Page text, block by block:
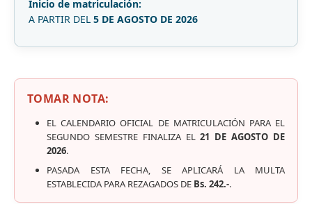
Inicio de matriculación:
A PARTIR DEL 5 DE AGOSTO DE 2026
TOMAR NOTA:
EL CALENDARIO OFICIAL DE MATRICULACIÓN PARA EL
SEGUNDO SEMESTRE FINALIZA EL21 DE AGOSTO DE
2026.
PASADA ESTA FECHA, SE APLICARÁ LA MULTA
ESTABLECIDA PARA REZAGADOS DE Bs. 242.-.